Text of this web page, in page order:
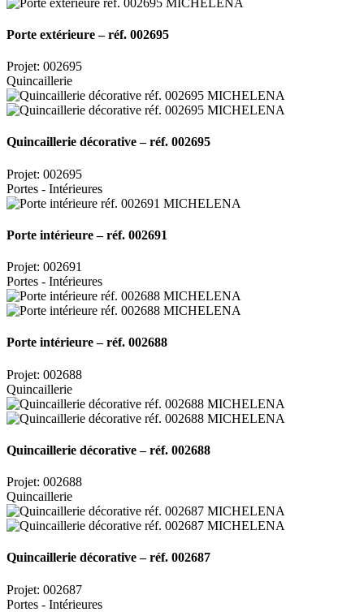
Porte extérieure – réf. 002695
Projet: 002695
Quincaillerie
Quincaillerie décorative – réf. 002695
Projet: 002695
Portes - Intérieures
Porte intérieure – réf. 002691
Projet: 002691
Portes - Intérieures
Porte intérieure – réf. 002688
Projet: 002688
Quincaillerie
Quincaillerie décorative – réf. 002688
Projet: 002688
Quincaillerie
Quincaillerie décorative – réf. 002687
Projet: 002687
Portes - Intérieures